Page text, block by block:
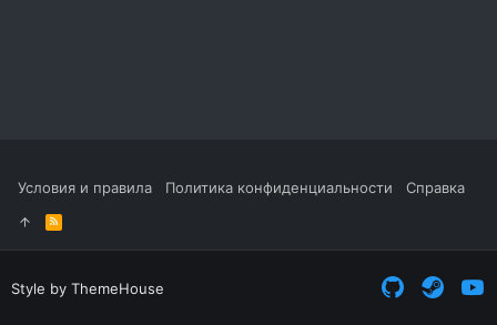
Условия и правила Политика конфиденциальности Справка
R
S
S
Style by ThemeHouse